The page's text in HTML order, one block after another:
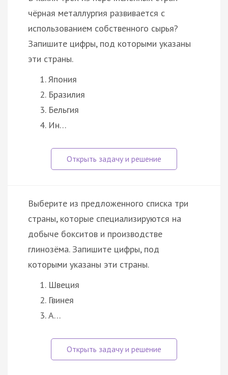
чёрная металлургия развивается с
использованием собственного сырья?
Запишите цифры, под которыми указаны
эти страны.
Япония
Бразилия
Бельгия
Ин…
Выберите из предложенного списка три
страны, которые специализируются на
добыче бокситов и производстве
глинозёма. Запишите цифры, под
которыми указаны эти страны.
Швеция
Гвинея
А…